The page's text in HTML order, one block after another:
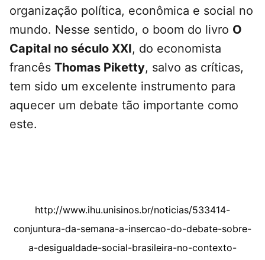
organização política, econômica e social no
mundo. Nesse sentido, o boom do livro O
Capital no século XXI, do economista
francês Thomas Piketty, salvo as críticas,
tem sido um excelente instrumento para
aquecer um debate tão importante como
este.
http://www.ihu.unisinos.br/noticias/533414-
conjuntura-da-semana-a-insercao-do-debate-sobre-
a-desigualdade-social-brasileira-no-contexto-